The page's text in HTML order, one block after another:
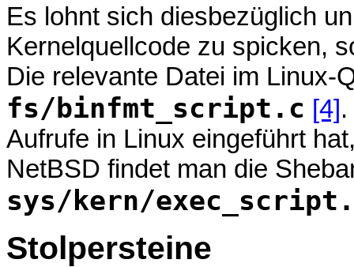
Es lohnt sich diesbezüglich
Kernelquellcode zu spicken,
Die relevante Datei im Linux-
fs/binfmt_script.c [4]
Aufrufe in Linux eingeführt
NetBSD findet man die
sys/kern/
Stolpersteine